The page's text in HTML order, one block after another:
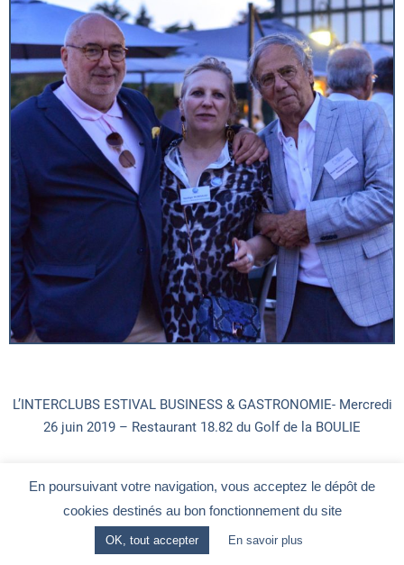
L’INTERCLUBS ESTIVAL BUSINESS & GASTRONOMIE- Mercredi
26 juin 2019 – Restaurant 18.82 du Golf de la BOULIE
Prochain grand INTERCLUBS : le jeudi 21 novembre, au PPCM à
Bagneux, autour d’une thématique fondatrice
Entreprendre au
cœur de nos territoires en mutation
Retenez d’ores et déjà la date de ce prochain INTERCLUBS
En poursuivant votre navigation, vous acceptez le dépôt de
cookies destinés au bon fonctionnement du site
OK, tout accepter En savoir plus